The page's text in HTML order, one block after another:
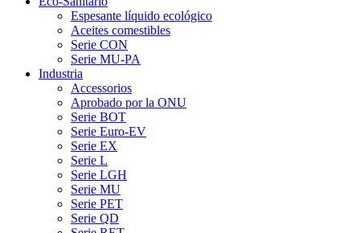
Espesante líquido ecológico
Aceites comestibles
Serie CON
Serie MU-PA
Industria
Accessorios
Aprobado por la ONU
Serie BOT
Serie Euro-EV
Serie EX
Serie L
Serie LGH
Serie MU
Serie PET
Serie QD